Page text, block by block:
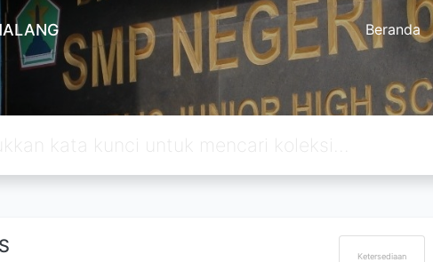
Beranda
Ketersediaan